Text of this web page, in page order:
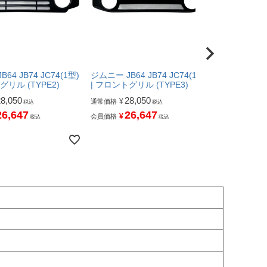
JB74 JC74(1型)
リル (TYPE2)
税込
税込
ジムニー JB64 JB74 JC74(1型)
| フロントグリル (TYPE3)
通常価格 ¥28,050 税込
会員価格 ¥26,647 税込